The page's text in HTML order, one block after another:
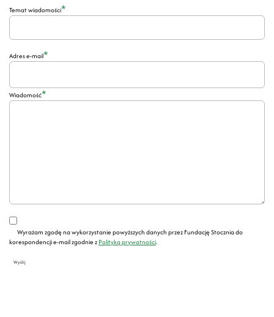
Temat wiadomości*
Adres e-mail*
Wiadomość*
Wyrażam zgodę na wykorzystanie powyższych danych przez Fundację Stocznia do
korespondencji e-mail zgodnie z Polityką prywatności.
Wyślij